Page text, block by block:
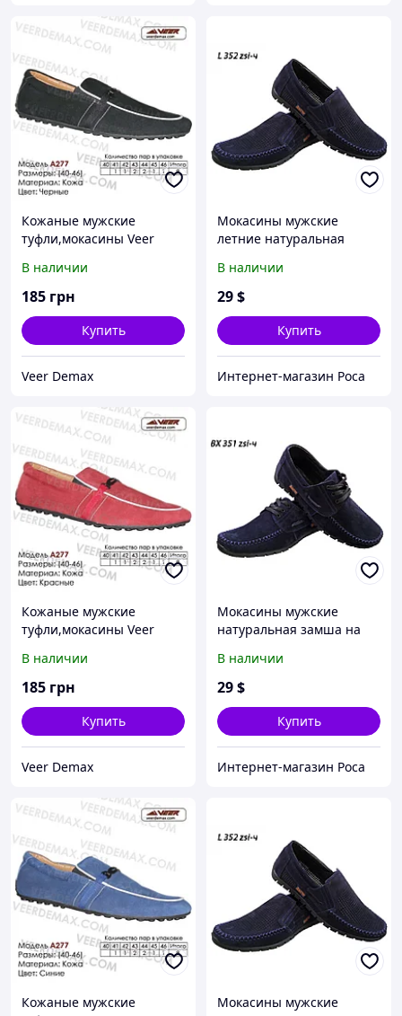
Кожаные мужские
туфли,мокасины Veer
В наличии
185 грн
Купить
Veer Demax
Мокасины мужские
летние натуральная
на резинке синие (L
352сз-ч) 40
В наличии
29$
Купить
Интернет-магазин Роса
Кожаные мужские
туфли,мокасины Veer
В наличии
185 грн
Купить
Veer Demax
Мокасины мужские
натуральная замша на
В наличии
29$
Купить
Интернет-магазин Роса
Кожаные мужские
Мокасины мужские